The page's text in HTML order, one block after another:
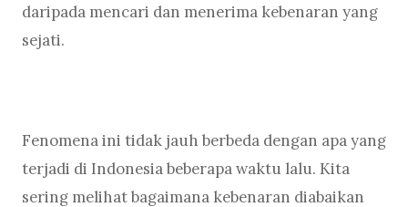
daripada mencari dan menerima kebenaran yang
sejati.
Fenomena ini tidak jauh berbeda dengan apa yang
terjadi di Indonesia beberapa waktu lalu. Kita
sering melihat bagaimana kebenaran diabaikan